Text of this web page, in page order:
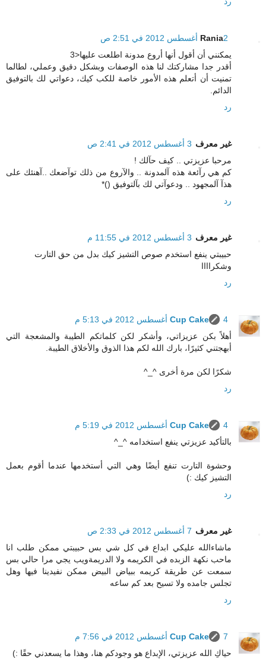
Rania2 أغسطس 2012 في 2:51 ص
يمكنني أن أقول أنها أروع مدونة اطلعت عليها<3
أقدر جدا مشاركتك لنا هذه الوصفات وبشكل دقيق وعملي، لطالما
تمنيت أن أتعلم هذه الأمور خاصة للكب كيك، دعواتي لك بالتوفيق
الدائم.
رد
غير معرف 3 أغسطس 2012 في 2:41 ص
مرحبا عزيزتي .. كيف حآلك !
كم هي رآئعة هذه آلمدونة .. والآروع من ذلك توآضعك ..آهنئك على
هذآ آلمجهود .. ودعوآتي لك بآلتوفيق ()*
رد
غير معرف 3 أغسطس 2012 في 11:55 م
حبيبتي ينفع استخدم صوص التشيز كيك بدل من حق التارت
وشكراااا
رد
Cup Cake
4 أغسطس 2012 في 5:13 م
أهلاً بكن عزيزاتي، وأشكر لكن كلماتكم الطيبة والمشعجة التي
أبهجتني كثيرًا، بارك الله لكم هذا الذوق والأخلاق الطيبة.
شكرًا لكن مرة أخرى ^_^
رد
Cup Cake
4 أغسطس 2012 في 5:19 م
بالتأكيد عزيزتي ينفع استخدامه ^_^
وحشوة التارت تنفع أيضًا وهي التي أستخدمها عندما أقوم بعمل
التشيز كيك :)
رد
غير معرف 7 أغسطس 2012 في 2:33 ص
ماشاءالله عليكي ابداع في كل شي بس حبيبتي ممكن طلب انا
ماحب نكهة الزبده في الكريمه ولا الدريمةويب يجي مرا حالي بس
سمعت عن طريقة كريمه ببياض البيض ممكن نفيدينا فيها وهل
تجلس جامده ولا تسيح بعد كم ساعه
رد
Cup Cake
7 أغسطس 2012 في 7:56 م
حياكِ الله عزيزتي، الإبداع هو وجودكم هنا، وهذا ما يسعدني حقًا :)